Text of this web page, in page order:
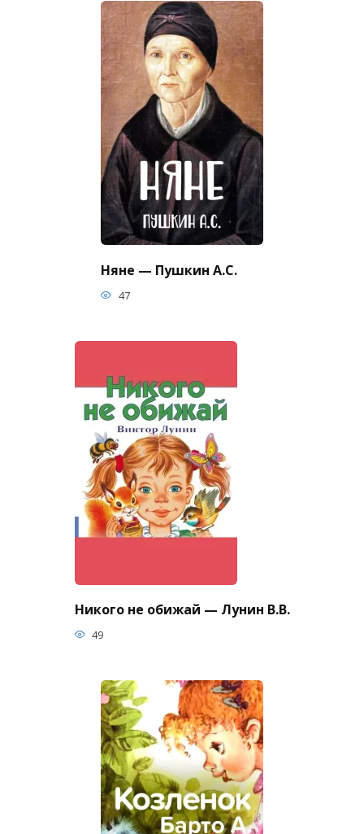
Няне — Пушкин А.С.
47
Никого не обижай — Лунин В.В.
49